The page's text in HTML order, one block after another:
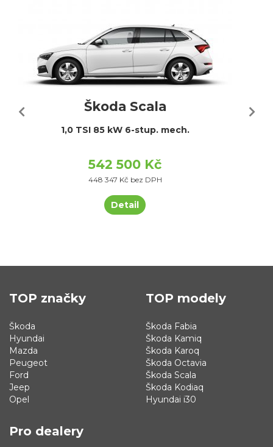
Škoda Scala
1,0 TSI 85 kW 6-stup. mech.
542 500 Kč
448 347 Kč bez DPH
Detail
TOP značky
Škoda
Hyundai
Mazda
Peugeot
Ford
Jeep
Opel
TOP modely
Škoda Fabia
Škoda Kamiq
Škoda Karoq
Škoda Octavia
Škoda Scala
Škoda Kodiaq
Hyundai i30
Pro dealery